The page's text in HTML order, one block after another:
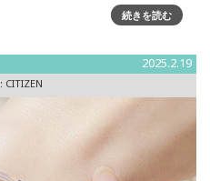
株式会社は、世界最薄[※1]
続きを読む
2025.2.19
CITIZEN